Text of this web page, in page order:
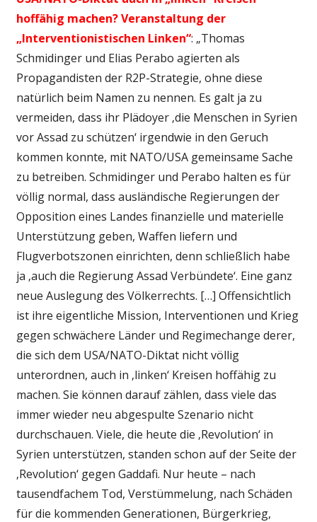
hoffähig machen? Veranstaltung der
„Interventionistischen Linken“: „Thomas
Schmidinger und Elias Perabo agierten als
Propagandisten der R2P-Strategie, ohne diese
natürlich beim Namen zu nennen. Es galt ja zu
vermeiden, dass ihr Plädoyer ‚die Menschen in Syrien
vor Assad zu schützen‘ irgendwie in den Geruch
kommen konnte, mit NATO/USA gemeinsame Sache
zu betreiben. Schmidinger und Perabo halten es für
völlig normal, dass ausländische Regierungen der
Opposition eines Landes finanzielle und materielle
Unterstützung geben, Waffen liefern und
Flugverbotszonen einrichten, denn schließlich habe
ja ‚auch die Regierung Assad Verbündete‘. Eine ganz
neue Auslegung des Völkerrechts. […] Offensichtlich
ist ihre eigentliche Mission, Interventionen und Krieg
gegen schwächere Länder und Regimechange derer,
die sich dem USA/NATO-Diktat nicht völlig
unterordnen, auch in ‚linken‘ Kreisen hoffähig zu
machen. Sie können darauf zählen, dass viele das
immer wieder neu abgespulte Szenario nicht
durchschauen. Viele, die heute die ‚Revolution‘ in
Syrien unterstützen, standen schon auf der Seite der
‚Revolution‘ gegen Gaddafi. Nur heute – nach
tausendfachem Tod, Verstümmelung, nach Schäden
für die kommenden Generationen, Bürgerkrieg,